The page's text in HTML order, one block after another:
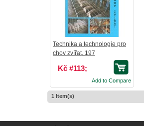
Technika a technologie pro
chov zvířat, 197
Kč #113;
Add to Compare
1 Item(s)